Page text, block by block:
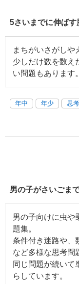
5さいまでに伸ば
まちがいさがしや
少しだけ数を数え
い問題もあります。
年中 年少 思
男の子がさいごま
男の子向けに虫や
題集。
条件付き迷路や、
など多様な思考問
同じ問題が続いて
らしています。